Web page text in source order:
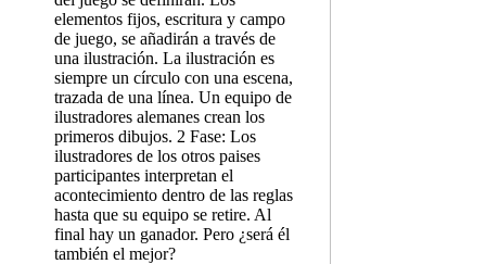
elementos fijos, escritura y campo
de juego, se añadirán a través de
una ilustración. La ilustración es
siempre un círculo con una escena,
trazada de una línea. Un equipo de
ilustradores alemanes crean los
primeros dibujos. 2 Fase: Los
ilustradores de los otros paises
participantes interpretan el
acontecimiento dentro de las reglas
hasta que su equipo se retire. Al
final hay un ganador. Pero ¿será él
también el mejor?